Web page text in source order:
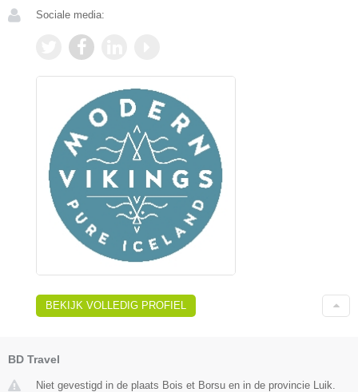
Sociale media:
BEKIJK VOLLEDIG PROFIEL
BD Travel
Niet gevestigd in de plaats Bois et Borsu en in de provincie Luik.